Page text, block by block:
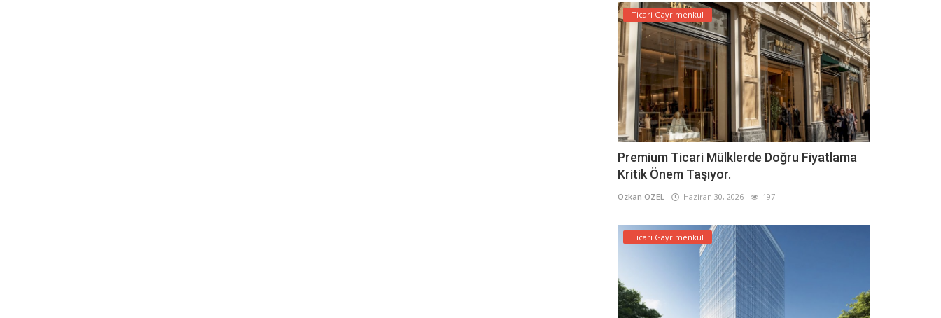
Ticari Gayrimenkul
Premium Ticari Mülklerde Doğru Fiyatlama
Kritik Önem Taşıyor.
Özkan ÖZEL Haziran 30, 2026 197
Ticari Gayrimenkul